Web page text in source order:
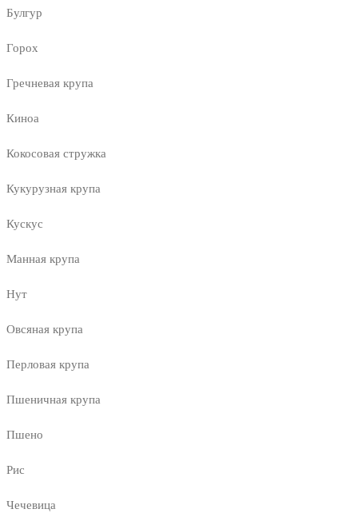
Булгур
Горох
Гречневая крупа
Киноа
Кокосовая стружка
Кукурузная крупа
Кускус
Манная крупа
Нут
Овсяная крупа
Перловая крупа
Пшеничная крупа
Пшено
Рис
Чечевица